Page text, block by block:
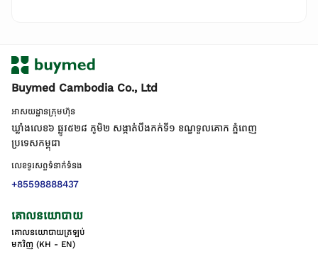
Buymed Cambodia Co., Ltd
អាសយដ្ឋានក្រុមហ៊ុន
ឃ្លាំងលេខ៦ ផ្លូវ៥២៨ ភូមិ២ សង្កាត់់បឹងកក់ទី១ ខណ្ឌទួលគោក ភ្នំពេញ
ប្រទេសកម្ពុជា
លេខទូរសព្ទទំនាក់ទំនង
+85598888437
គោលនយោបាយ
គោលនយោបាយត្រឡប់
មកវិញ (KH - EN)